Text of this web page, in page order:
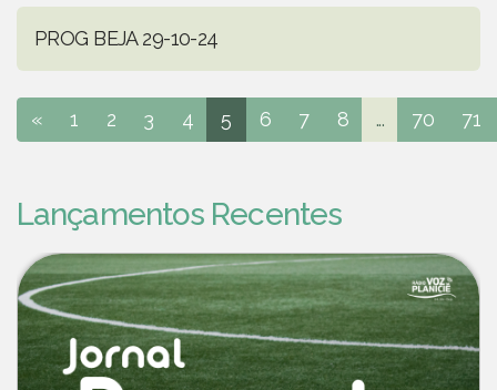
PROG BEJA 29-10-24
« 1 2 3 4 5 6 7 8 ... 70 71
Lançamentos Recentes